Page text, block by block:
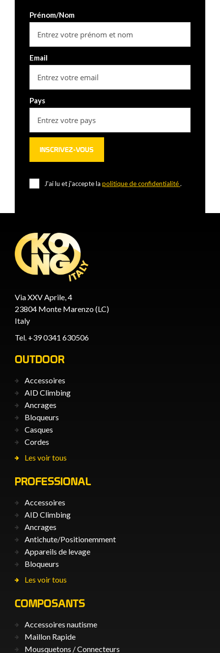
Prénom/Nom
Email
Pays
J'ai lu et j'accepte la politique de confidentialité.
Via XXV Aprile, 4
23804 Monte Marenzo (LC)
Italy
Tel. +39 0341 630506
OUTDOOR
Accessoires
AID Climbing
Ancrages
Bloqueurs
Casques
Cordes
Les voir tous
PROFESSIONAL
Accessoires
AID Climbing
Ancrages
Antichute/Positionemment
Appareils de levage
Bloqueurs
Les voir tous
COMPOSANTS
Accessoires nautisme
Maillon Rapide
Mousquetons / Connecteurs